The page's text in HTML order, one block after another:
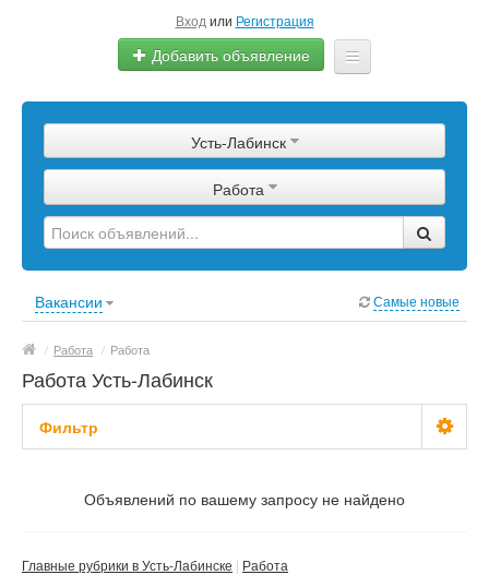
Вход или Регистрация
Добавить объявление
Сырье
Изделия
Оборудование
Усть-Лабинск
Работа
Вакансии Самые новые
/ Работа / Работа
Работа Усть-Лабинск
Фильтр
Не важноОбъявлений по вашему запросу не найдено
Главные рубрики в Усть-Лабинске Работа